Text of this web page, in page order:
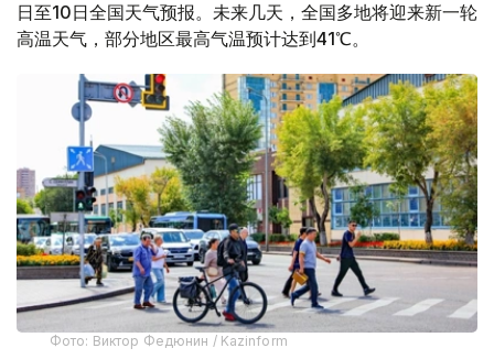
日至10日全国天气预报。未来几天，全国多地将迎来新一轮
高温天气，部分地区最高气温预计达到41℃。
Фото: Виктор Федюнин / Kazinform